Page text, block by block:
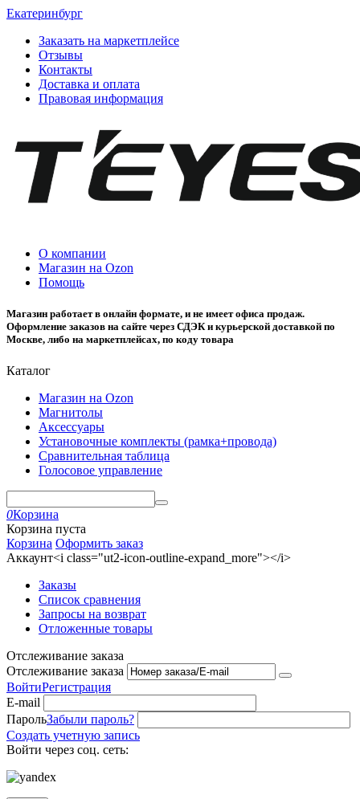
Екатеринбург
Заказать на маркетплейсе
Отзывы
Контакты
Доставка и оплата
Правовая информация
О компании
Магазин на Ozon
Помощь
Магазин работает в онлайн формате, и не имеет офиса продаж.
Оформление заказов на сайте через СДЭК и курьерской доставкой по
Москве, либо на маркетплейсах, по коду товара
Каталог
Магазин на Ozon
Магнитолы
Аксессуары
Установочные комплекты (рамка+провода)
Сравнительная таблица
Голосовое управление
0Корзина
Корзина пуста
Корзина Оформить заказ
Аккаунт<i class="ut2-icon-outline-expand_more"></i>
Заказы
Список сравнения
Запросы на возврат
Отложенные товары
Отслеживание заказа
Отслеживание заказа
ВойтиРегистрация
E-mail
ПарольЗабыли пароль?
Создать учетную запись
Войти через соц. сеть: